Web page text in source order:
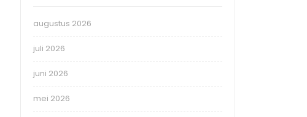
augustus 2026
juli 2026
juni 2026
mei 2026